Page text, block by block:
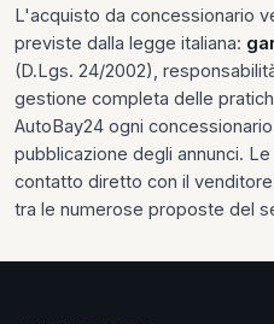
L'acquisto da concessionario
previste dalla legge italiana:
(D.Lgs. 24/2002),
gestione completa delle
AutoBay24 ogni
pubblicazione degli annunci.
contatto diretto con il
tra le numerose proposte del